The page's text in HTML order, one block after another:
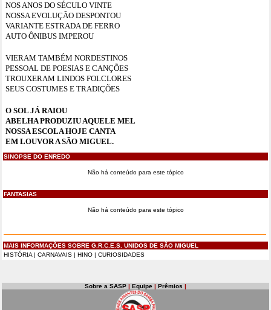
NOS ANOS DO SÉCULO VINTE
NOSSA EVOLUÇÃO DESPONTOU
VARIANTE ESTRADA DE FERRO
AUTO ÔNIBUS IMPEROU
VIERAM TAMBÉM NORDESTINOS
PESSOAL DE POESIAS E CANÇÕES
TROUXERAM LINDOS FOLCLORES
SEUS COSTUMES E TRADIÇÕES
O SOL JÁ RAIOU
ABELHA PRODUZIU AQUELE MEL
NOSSA ESCOLA HOJE CANTA
EM LOUVOR A SÃO MIGUEL.
SINOPSE DO ENREDO
Não há conteúdo para este tópico
FANTASIAS
Não há conteúdo para este tópico
MAIS INFORMAÇÕES SOBRE G.R.C.E.S. UNIDOS DE SÃO MIGUEL
HISTÓRIA | CARNAVAIS | HINO | CURIOSIDADES
Sobre a SASP | Equipe | Prêmios |